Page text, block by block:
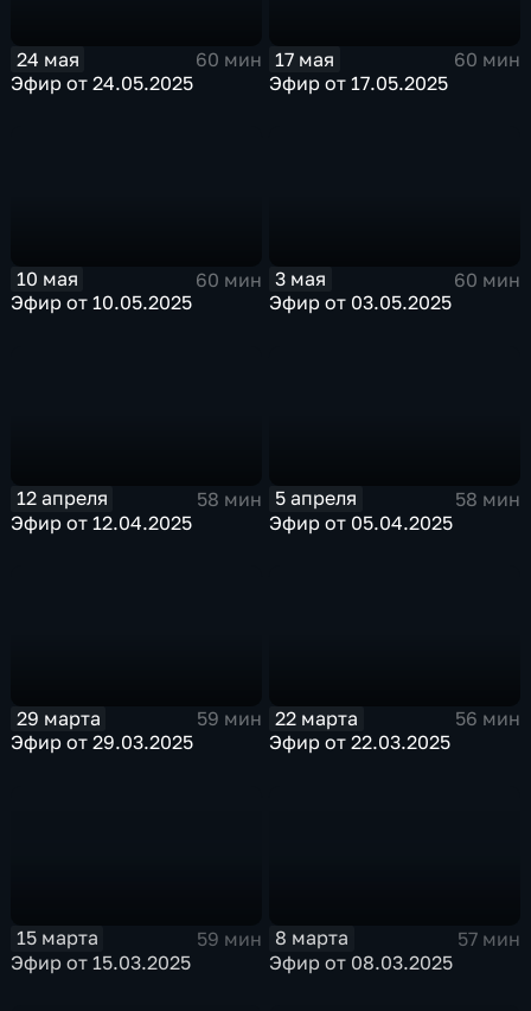
24 мая
60 мин
Эфир от 24.05.2025
17 мая
60 мин
Эфир от 17.05.2025
10 мая
60 мин
Эфир от 10.05.2025
3 мая
60 мин
Эфир от 03.05.2025
12 апреля
58 мин
Эфир от 12.04.2025
5 апреля
58 мин
Эфир от 05.04.2025
29 марта
59 мин
Эфир от 29.03.2025
22 марта
56 мин
Эфир от 22.03.2025
15 марта
59 мин
Эфир от 15.03.2025
8 марта
57 мин
Эфир от 08.03.2025